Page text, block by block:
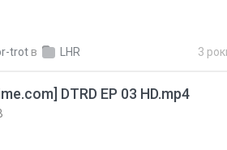
trot в LHR 3
DTRD EP 03 HD.mp4